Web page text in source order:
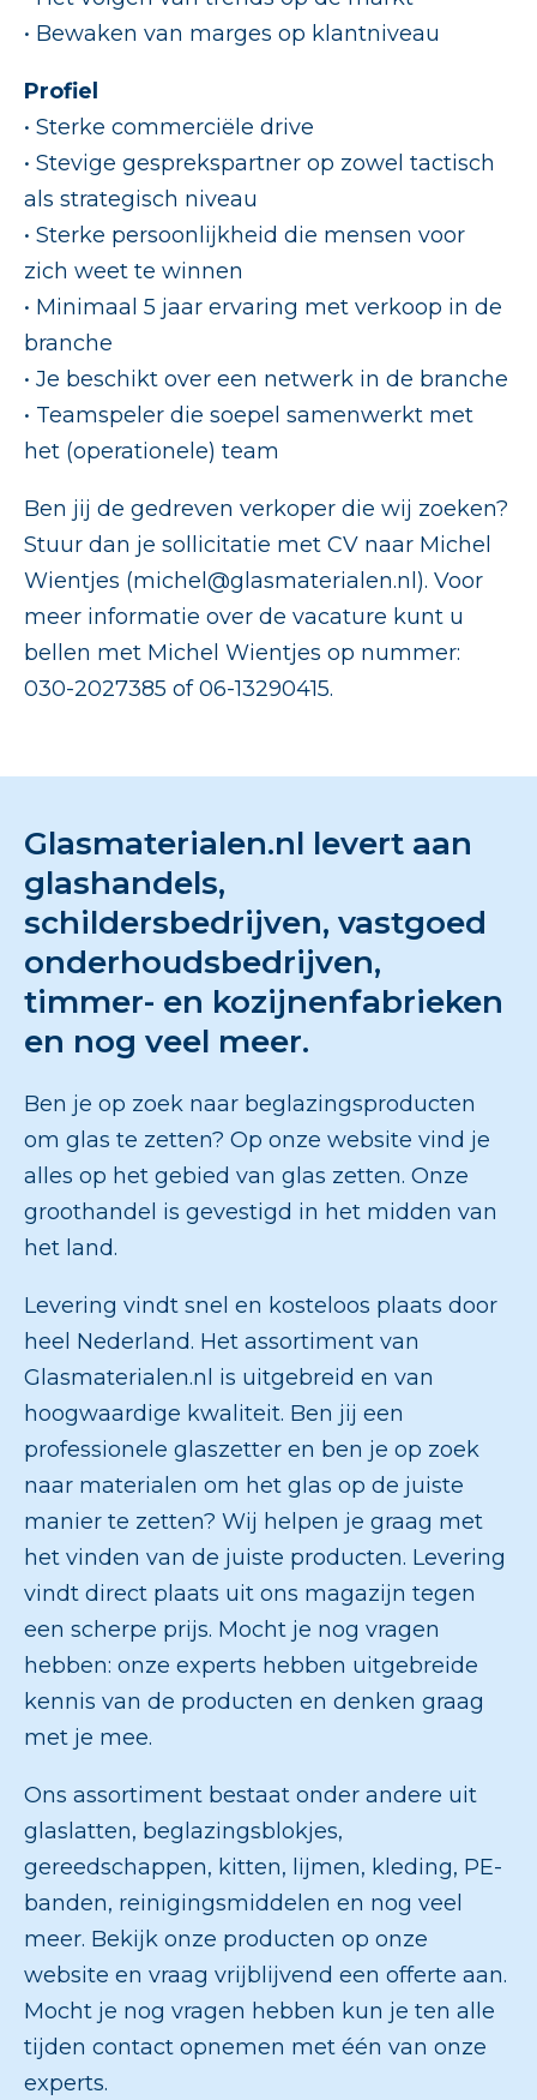
• Bewaken van marges op klantniveau
Profiel
• Sterke commerciële drive
• Stevige gesprekspartner op zowel tactisch
als strategisch niveau
• Sterke persoonlijkheid die mensen voor
zich weet te winnen
• Minimaal 5 jaar ervaring met verkoop in de
branche
• Je beschikt over een netwerk in de branche
• Teamspeler die soepel samenwerkt met
het (operationele) team
Ben jij de gedreven verkoper die wij zoeken?
Stuur dan je sollicitatie met CV naar Michel
Wientjes (michel@glasmaterialen.nl). Voor
meer informatie over de vacature kunt u
bellen met Michel Wientjes op nummer:
030-2027385 of 06-13290415.
Glasmaterialen.nl levert aan
glashandels,
schildersbedrijven, vastgoed
onderhoudsbedrijven,
timmer- en kozijnenfabrieken
en nog veel meer.
Ben je op zoek naar beglazingsproducten
om glas te zetten? Op onze website vind je
alles op het gebied van glas zetten. Onze
groothandel is gevestigd in het midden van
het land.
Levering vindt snel en kosteloos plaats door
heel Nederland. Het assortiment van
Glasmaterialen.nl is uitgebreid en van
hoogwaardige kwaliteit. Ben jij een
professionele glaszetter en ben je op zoek
naar materialen om het glas op de juiste
manier te zetten? Wij helpen je graag met
het vinden van de juiste producten. Levering
vindt direct plaats uit ons magazijn tegen
een scherpe prijs. Mocht je nog vragen
hebben: onze experts hebben uitgebreide
kennis van de producten en denken graag
met je mee.
Ons assortiment bestaat onder andere uit
glaslatten, beglazingsblokjes,
gereedschappen, kitten, lijmen, kleding, PE-
banden, reinigingsmiddelen en nog veel
meer. Bekijk onze producten op onze
website en vraag vrijblijvend een offerte aan.
Mocht je nog vragen hebben kun je ten alle
tijden contact opnemen met één van onze
experts.